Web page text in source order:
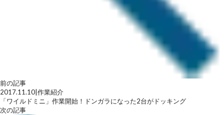
前の記事
2017.11.10 作業紹介
「ワイルドミニ」作業開始！ドンガラになった2台がドッキング
次の記事